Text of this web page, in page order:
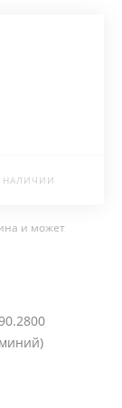
НАЛИЧИИ
и может